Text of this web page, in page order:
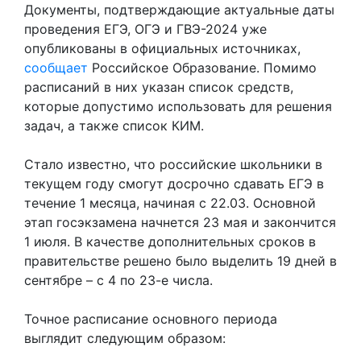
Документы, подтверждающие актуальные даты
проведения ЕГЭ, ОГЭ и ГВЭ-2024 уже
опубликованы в официальных источниках,
сообщает Российское Образование. Помимо
расписаний в них указан список средств,
которые допустимо использовать для решения
задач, а также список КИМ.
Стало известно, что российские школьники в
текущем году смогут досрочно сдавать ЕГЭ в
течение 1 месяца, начиная с 22.03. Основной
этап госэкзамена начнется 23 мая и закончится
1 июля. В качестве дополнительных сроков в
правительстве решено было выделить 19 дней в
сентябре – с 4 по 23-е числа.
Точное расписание основного периода
выглядит следующим образом: